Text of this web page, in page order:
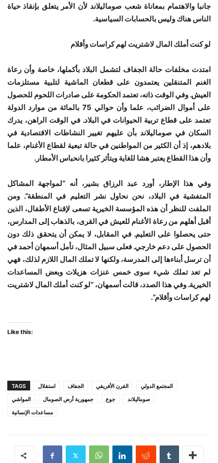
جانبا والاهتمام بمعاناة شعب صوماليلاند لأن الأمر يتعلق بإنقاذ حياة
الناس هناك وليس بالحسابات السياسية.
لو كنت أملك المال لاشتريت لهم كراسات وأقلام
امتدت مخلفات حالة الجفاف لتشمل البلاد بأكملها، خاصة وأن رعاة
الغنم المتنقلين يعتمدون على قطعان الماشية لتلبية مستلزمات
العيش. وفي الوقت ذاته، تعتمد الحكومة على صادرات اللحوم للحصول
على أموال الضرائب، علما وأن حوالي 75 بالمائة من موارد الدولة
تعتمد على قطاع تربية الحيوانات في البلاد. في الوقت الراهن، يدرك
السكان في صوماليلاند بأن عليهم تغيير النشاطات الاقتصادية في
بلادهم، إذ أن الكثير من المواطنين في حالة تبعية لقطاع الأغنام، علما
وأن هذا القطاع يعتبر هشا للغاية ويتأثر كثيرا بانحباس الأمطار.
وفي هذا الإطار، أورد عبد الرزاق بشير، أنه “لمواجهة المشاكل
المتفشية في البلاد، نحن نحاول نشر التعليم في المنطقة”. ومن
الملفت للنظر أن هذه المؤسسة الخيرية تسعى لإقناع الأطفال، الذين
أقبل أهلهم من رعاة الأغنام للعيش في القرى، بالذهاب إلى المدارس،
حتى يحصلوا على التعليم. في المقابل، لا يمكن أن يتحقق ذلك دون
الحصول على دعم خارجي. فعلى سبيل المثال، تأمل أسمهان أحمد في
أن ترسل أبناءها إلى المدرسة، ولكنها لا تملك المال اللازم لذلك، فهي
لم تعد تملك شيء سوى خمس عنزات هزيلات وبعض المساعدات
الخيرية. وفي هذا الصدد، قالت أسمهان، “لو كنت أملك المال لاشتريت
لهم كراسات وأقلام”.
Like this:
TAGS استقلال الجفاف القرن الأفريقي
المجتمع الدولي
المواشي
جمهورية أرض الصومال جوع
صوماليلاند
مساعدات الإنسانية